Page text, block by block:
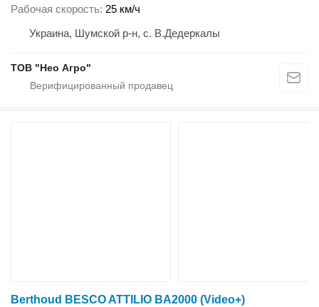
Рабочая скорость 25 км/ч
Украина, Шумской р-н, с. В.Дедеркалы
ТОВ "Нео Агро"
Berthoud BESCO ATTILIO BA2000 (Video+)